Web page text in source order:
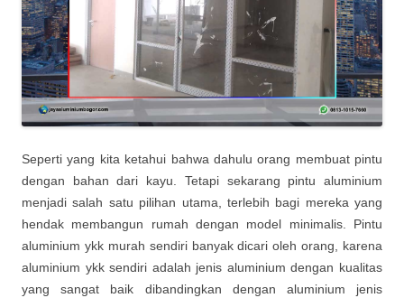
Seperti yang kita ketahui bahwa dahulu orang membuat pintu
dengan bahan dari kayu. Tetapi sekarang pintu aluminium
menjadi salah satu pilihan utama, terlebih bagi mereka yang
hendak membangun rumah dengan model minimalis. Pintu
aluminium ykk murah sendiri banyak dicari oleh orang, karena
aluminium ykk sendiri adalah jenis aluminium dengan kualitas
yang sangat baik dibandingkan dengan aluminium jenis